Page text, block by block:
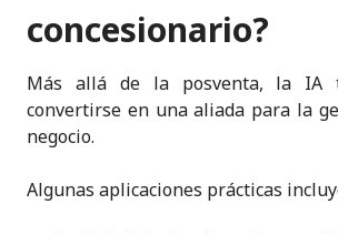
concesionario?
Más allá de la posventa, la IA
convertirse en una aliada para la
negocio.
Algunas aplicaciones prácticas